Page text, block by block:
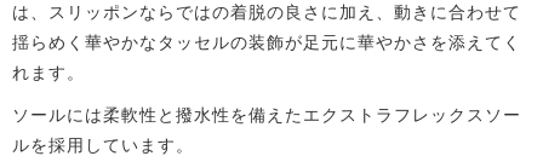
は、スリッポンならではの着脱の良さに加え、動きに合わせて
揺らめく華やかなタッセルの装飾が足元に華やかさを添えてく
れます。
ソールには柔軟性と撥水性を備えたエクストラフレックスソー
ルを採用しています。